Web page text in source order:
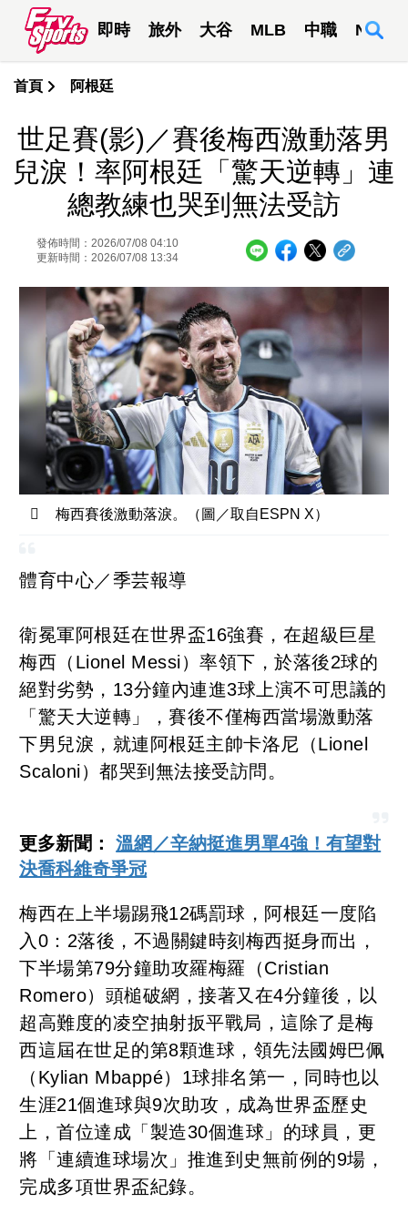
即時 旅外 大谷 MLB 中職 NBA
首頁 阿根廷
世足賽(影)／賽後梅西激動落男
兒淚！率阿根廷「驚天逆轉」連
總教練也哭到無法受訪
發佈時間：2026/07/08 04:10
更新時間：2026/07/08 13:34
梅西賽後激動落淚。（圖／取自ESPN X）
體育中心／季芸報導
衛冕軍阿根廷在世界盃16強賽，在超級巨星
梅西（Lionel Messi）率領下，於落後2球的
絕對劣勢，13分鐘內連進3球上演不可思議的
「驚天大逆轉」，賽後不僅梅西當場激動落
下男兒淚，就連阿根廷主帥卡洛尼（Lionel
Scaloni）都哭到無法接受訪問。
更多新聞：溫網／辛納挺進男單4強！有望對
決喬科維奇爭冠
梅西在上半場踢飛12碼罰球，阿根廷一度陷
入0：2落後，不過關鍵時刻梅西挺身而出，
下半場第79分鐘助攻羅梅羅（Cristian
Romero）頭槌破網，接著又在4分鐘後，以
超高難度的凌空抽射扳平戰局，這除了是梅
西這屆在世足的第8顆進球，領先法國姆巴佩
（Kylian Mbappé）1球排名第一，同時也以
生涯21個進球與9次助攻，成為世界盃歷史
上，首位達成「製造30個進球」的球員，更
將「連續進球場次」推進到史無前例的9場，
完成多項世界盃紀錄。